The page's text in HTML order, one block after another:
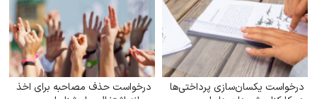
درخواست یکسان‌سازی پرداختی‌ها
درخواست حذف مصاحبه برای اخذ